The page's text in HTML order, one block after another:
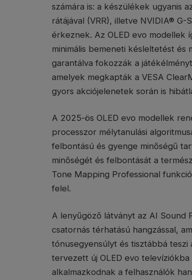
számára is: a készülékek ugyanis
rátájával (VRR), illetve NVIDIA®
érkeznek. Az OLED evo modellek
minimális bemeneti késleltetést
garantálva fokozzák a
amelyek megkapták a VESA
gyors akciójelenetek során is
A 2025-ös OLED evo modellek
processzor mélytanulási
felbontású és gyenge minőségű
minőségét és felbontását a
Tone Mapping Professional
felel.
A lenyűgöző látványt az AI Sound
csatornás térhatású hangzással,
tónusegyensúlyt és tisztábbá teszi
tervezett új OLED evo
alkalmazkodnak a felhasználók